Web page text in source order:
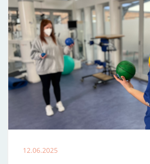
12.06.2025